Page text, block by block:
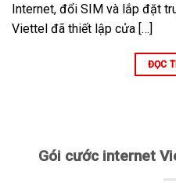
Internet, đổi SIM và lắp đặt
Viettel đã thiết lập cửa […]
ĐỌC
Gói cước internet